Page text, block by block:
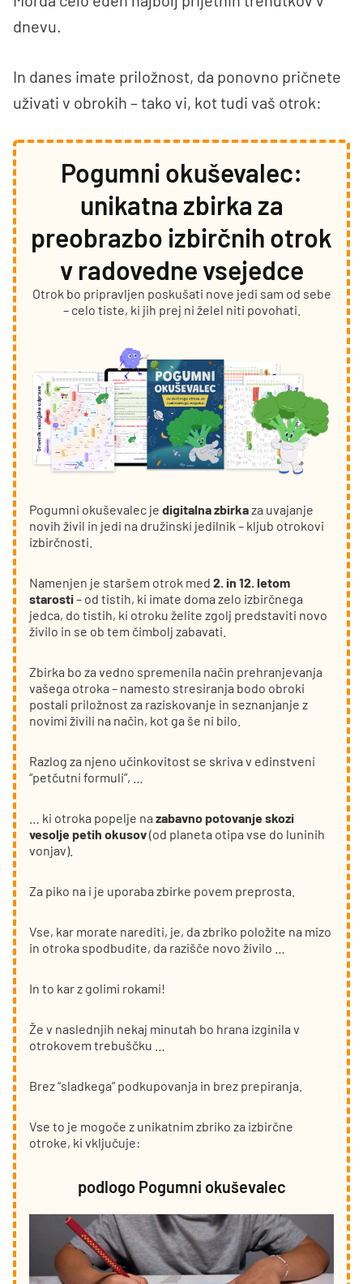
dnevu.
In danes imate priložnost, da ponovno pričnete
uživati v obrokih – tako vi, kot tudi vaš otrok:
Pogumni okuševalec:
unikatna zbirka za
preobrazbo izbirčnih otrok
v radovedne vsejedce
Otrok bo pripravljen poskušati nove jedi sam od sebe
– celo tiste, ki jih prej ni želel niti povohati.
Pogumni okuševalec je digitalna zbirkaza uvajanje
novih živil in jedi na družinski jedilnik – kljub otrokovi
izbirčnosti.
Namenjen je staršem otrok med 2. in 12. letom
starosti– od tistih, ki imate doma zelo izbirčnega
jedca, do tistih, ki otroku želite zgolj predstaviti novo
živilo in se ob tem čimbolj zabavati.
Zbirka bo za vedno spremenila način prehranjevanja
vašega otroka – namesto stresiranja bodo obroki
postali priložnost za raziskovanje in seznanjanje z
novimi živili na način, kot ga še ni bilo.
Razlog za njeno učinkovitost se skriva v edinstveni
“petčutni formuli”, …
… ki otroka popelje na zabavno potovanje skozi
vesolje petih okusov(od planeta otipa vse do luninih
vonjav).
Za piko na i je uporaba zbirke povem preprosta.
Vse, kar morate narediti, je, da zbriko položite na mizo
in otroka spodbudite, da razišče novo živilo …
In to kar z golimi rokami!
Že v naslednjih nekaj minutah bo hrana izginila v
otrokovem trebuščku …
Brez “sladkega” podkupovanja in brez prepiranja.
Vse to je mogoče z unikatnim zbriko za izbirčne
otroke, ki vključuje:
podlogo Pogumni okuševalec